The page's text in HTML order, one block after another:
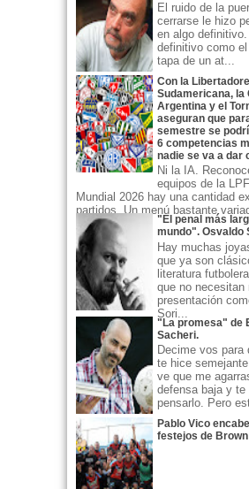
El ruido de la
cerrarse le hizo
en algo definitivo.
definitivo como
tapa de un at...
Con la
Sudamericana, la
Argentina y el
aseguran que
semestre se
6 competencias
nadie se va a dar
Ni la IA.
equipos de la
Mundial 2026 hay una cantidad
partidos. Un menú bastante
"El penal más
mundo". Osvaldo
Hay muchas
que ya son
literatura
que no necesitan
presentación
Sori...
"La promesa" de
Sacheri.
Decime vos para
te hice
ve que me
defensa baja y
pensarlo. Pero
Pablo Vico
festejos de